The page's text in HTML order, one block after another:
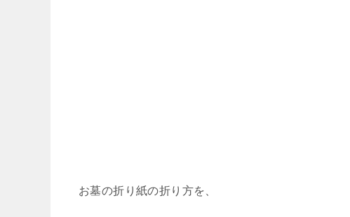
お墓の折り紙の折り方を、